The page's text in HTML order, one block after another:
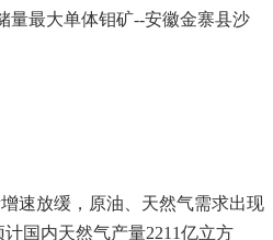
最大单体钼矿--安徽金寨县沙
速放缓，原油、天然气需求出现
国内天然气产量2211亿立方